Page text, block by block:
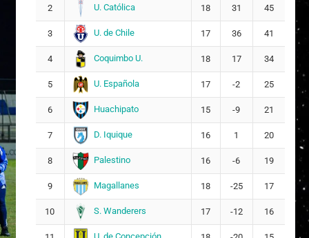
2 U. Católica 18 31 45
3 U. de Chile 17 36 41
4 Coquimbo U. 18 17 34
5 U. Española 17 -2 25
6 Huachipato 15 -9 21
7 D. Iquique 16 1 20
8 Palestino 16 -6 19
9 Magallanes 18 -25 17
10 S. Wanderers 17 -12 16